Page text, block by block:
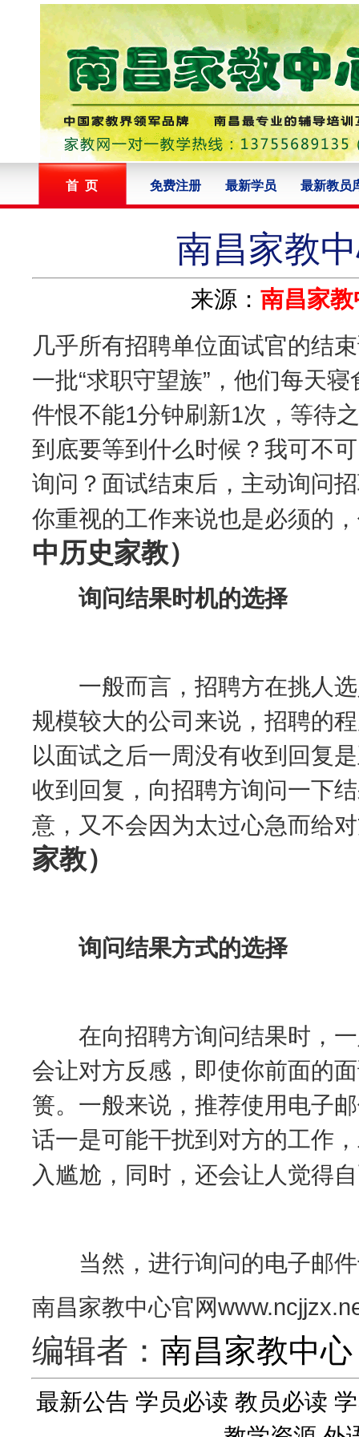
首 页 免费注册 最新学员 最新教员
南昌家教
来源： 南昌家
几乎所有招聘单位面试官的结
一批“求职守望族”，他们每天
件恨不能1分钟刷新1次，等待
到底要等到什么时候？我可不
询问？面试结束后，主动询问
你重视的工作来说也是必须的
中历史家教）
询问结果时机的选择
一般而言，招聘方在挑人选
规模较大的公司来说，招聘的
以面试之后一周没有收到回复
收到回复，向招聘方询问一下
意，又不会因为太过心急而给
家教）
询问结果方式的选择
在向招聘方询问结果时，一
会让对方反感，即使你前面的
篑。一般来说，推荐使用电子
话一是可能干扰到对方的工作
入尴尬，同时，还会让人觉得
当然，进行询问的电子邮件
南昌家教中心官网
编辑者： 南昌家教中心
最新公告 学员必读 教员必读